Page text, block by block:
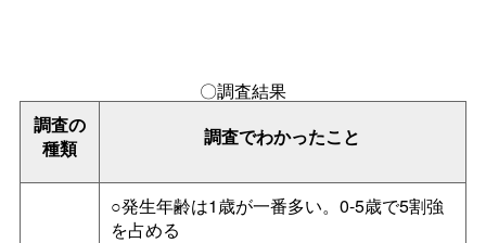
〇調査結果
調査の
種類
調査でわかったこと
○発生年齢は1歳が一番多い。0-5歳で5割強
を占める